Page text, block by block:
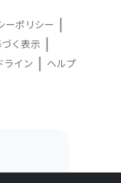
ーポリシー
く表示
ライン ヘルプ